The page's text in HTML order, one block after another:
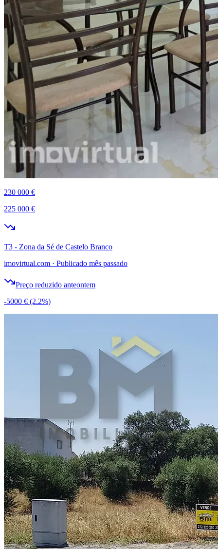
230 000 €
225 000 €
T3 - Zona da Sé de Castelo Branco
imovirtual.com · Publicado mês passado
Preço reduzido anteontem
-5000 € (2.2%)